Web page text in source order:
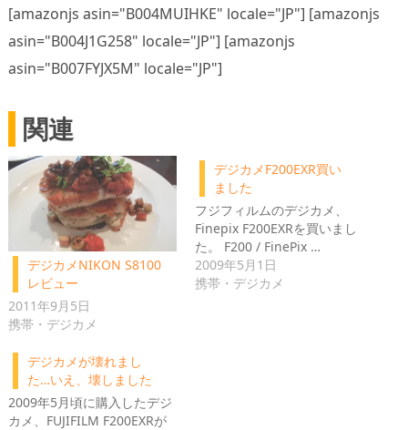
[amazonjs asin="B004MUIHKE" locale="JP"] [amazonjs
asin="B004J1G258" locale="JP"] [amazonjs
asin="B007FYJX5M" locale="JP"]
関連
デジカメNIKON S8100
レビュー
2011年9月5日
携帯・デジカメ
デジカメF200EXR買い
ました
フジフィルムのデジカメ、
Finepix F200EXRを買いまし
た。 F200 / FinePix …
2009年5月1日
携帯・デジカメ
デジカメが壊れまし
た…いえ、壊しました
2009年5月頃に購入したデジ
カメ、FUJIFILM F200EXRが